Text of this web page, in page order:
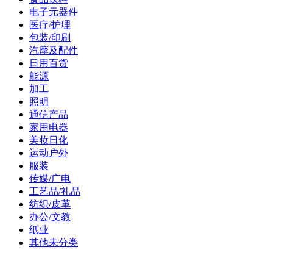
电子元器件
医疗/护理
包装/印刷
汽摩及配件
日用百货
能源
加工
照明
通信产品
家用电器
美妆日化
运动户外
服装
传媒/广电
工艺品/礼品
纺织/皮革
办公/文教
纸业
其他未分类